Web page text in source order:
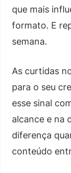
que mais
formato. E
semana.
As curtidas
para o seu
esse sinal
alcance e na
diferença
conteúdo